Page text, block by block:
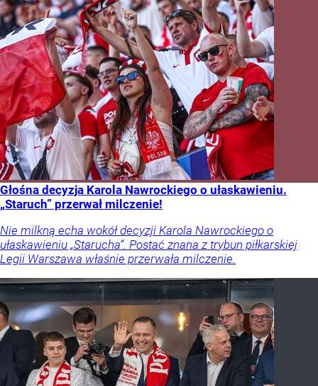
Głośna decyzja Karola Nawrockiego o ułaskawieniu.
„Staruch” przerwał milczenie!
Nie milkną echa wokół decyzji Karola Nawrockiego o
ułaskawieniu „Starucha”. Postać znana z trybun piłkarskiej
Legii Warszawa właśnie przerwała milczenie.